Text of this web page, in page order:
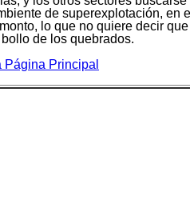
de superexplotación, en
lo que no quiere decir
de los quebrados.
Página Principal